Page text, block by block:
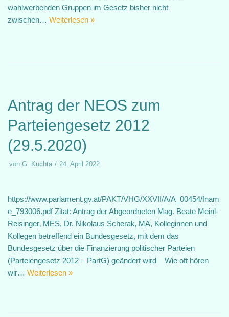
wahlwerbenden Gruppen im Gesetz bisher nicht
zwischen… Weiterlesen »
Antrag der NEOS zum
Parteiengesetz 2012
(29.5.2020)
von G. Kuchta 24. April 2022
https://www.parlament.gv.at/PAKT/VHG/XXVII/A/A_00454/fnam
e_793006.pdf Zitat: Antrag der Abgeordneten Mag. Beate Meinl-
Reisinger‚ MES, Dr. Nikolaus Scherak‚ MA, Kolleginnen und
Kollegen betreffend ein Bundesgesetz, mit dem das
Bundesgesetz über die Finanzierung politischer Parteien
(Parteiengesetz 2012 – PartG) geändert wird Wie oft hören
wir… Weiterlesen »